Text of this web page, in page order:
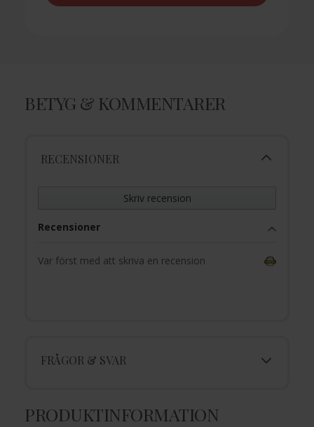
BETYG & KOMMENTARER
RECENSIONER
Skriv recension
Recensioner
Var först med att skriva en recension
FRÅGOR & SVAR
PRODUKTINFORMATION